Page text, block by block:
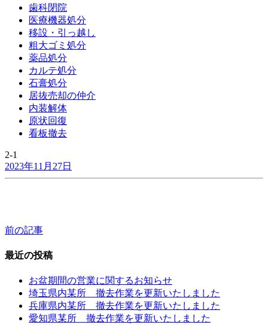
歯科閉院
医療機器処分
移設・引っ越し
粗大ゴミ処分
薬品処分
カルテ処分
石膏処分
居抜売却の仲介
内装解体
原状回復
看板撤去
2-1
2023年11月27日
投
稿
前の記事
最近の投稿
お盆期間の営業に関するお知らせ
埼玉県内某所 撤去作業を更新いたしました
兵庫県内某所 撤去作業を更新いたしました
愛知県某所 撤去作業を更新いたしました